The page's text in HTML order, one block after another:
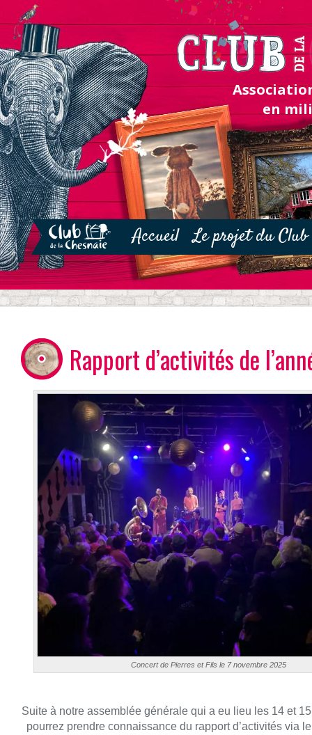
en
Accueil Le projet du Club
Rapport d’activités de
Concert de Pierres et Fils le 7 novembre 2025
Suite à notre assemblée générale qui a eu lieu les 14 et
pourrez prendre connaissance du rapport d’activités via